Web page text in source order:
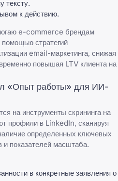
тексту.
к действию.
e-commerce брендам
стратегий
email-маркетинга, снижая
повышая LTV клиента на
«Опыт работы» для ИИ-
на инструменты скрининга на
профили в LinkedIn, сканируя
определенных ключевых
и показателей масштаба.
в конкретные заявления о